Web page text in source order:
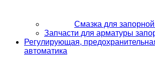
Смазка для
Запчасти для арматуры
Регулирующая,
автоматика